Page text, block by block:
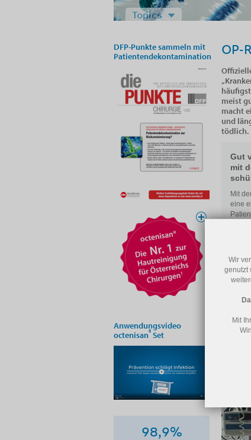
Wir
genutzt
Mit
Topics
DFP-Punkte sammeln mit
Patientendekontamination
Anwendungsvideo
octenisan® Set
98,9%
OP-
meist
macht
und
tödlich.
Gut
mit
Mit
eine